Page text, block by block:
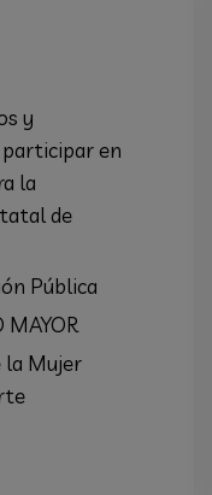
y
participar en
la
de
Pública
MAYOR
la Mujer